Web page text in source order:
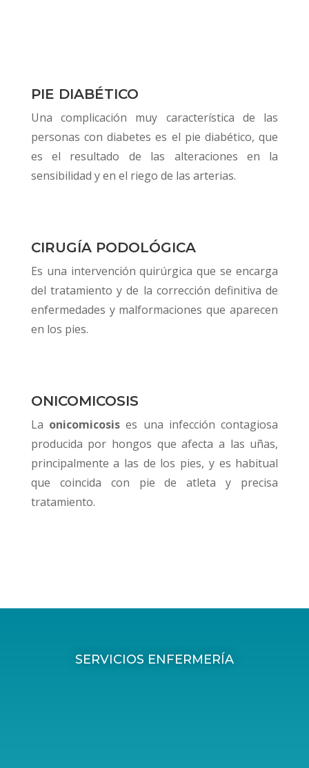
PIE DIABÉTICO
Una complicación muy característica de las
personas con diabetes es el pie diabético, que
es el resultado de las alteraciones en la
sensibilidad y en el riego de las arterias.
CIRUGÍA PODOLÓGICA
Es una intervención quirúrgica que se encarga
del tratamiento y de la corrección definitiva de
enfermedades y malformaciones que aparecen
en los pies.
ONICOMICOSIS
La onicomicosis es una infección contagiosa
producida por hongos que afecta a las uñas,
principalmente a las de los pies, y es habitual
que coincida con pie de atleta y precisa
tratamiento.
SERVICIOS ENFERMERÍA